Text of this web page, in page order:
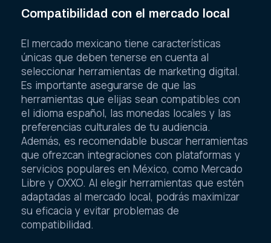
Compatibilidad con el mercado local
El mercado mexicano tiene características
únicas que deben tenerse en cuenta al
seleccionar herramientas de marketing digital.
Es importante asegurarse de que las
herramientas que elijas sean compatibles con
el idioma español, las monedas locales y las
preferencias culturales de tu audiencia.
Además, es recomendable buscar herramientas
que ofrezcan integraciones con plataformas y
servicios populares en México, como Mercado
Libre y OXXO. Al elegir herramientas que estén
adaptadas al mercado local, podrás maximizar
su eficacia y evitar problemas de
compatibilidad.